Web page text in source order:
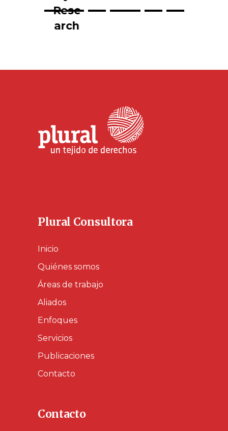
Rese
arch
Plural Consultora
Inicio
Quiénes somos
Áreas de trabajo
Aliados
Enfoques
Servicios
Publicaciones
Contacto
Contacto